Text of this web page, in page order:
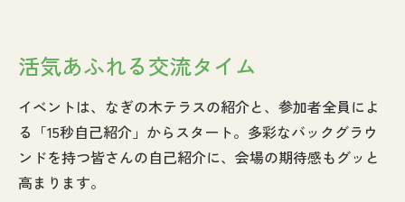
活気あふれる交流タイム
イベントは、なぎの木テラスの紹介と、参加者全員によ
る「15秒自己紹介」からスタート。多彩なバックグラウ
ンドを持つ皆さんの自己紹介に、会場の期待感もグッと
高まります。